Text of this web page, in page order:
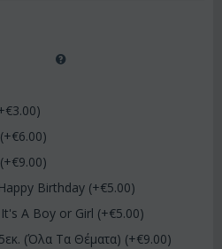
3.00)
6.00)
9.00)
Birthday (+€5.00)
A Boy or Girl (+€5.00)
(Όλα Τα Θέματα) (+€9.00)